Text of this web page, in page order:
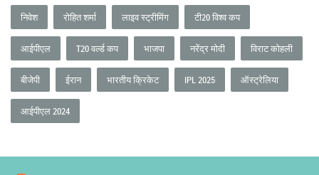
निवेश रोहित शर्मा लाइव स्ट्रीमिंग टी20 विश्व कप
आईपीएल T20 वर्ल्ड कप भाजपा नरेंद्र मोदी विराट कोहली
बीजेपी ईरान भारतीय क्रिकेट IPL 2025 ऑस्ट्रेलिया
आईपीएल 2024